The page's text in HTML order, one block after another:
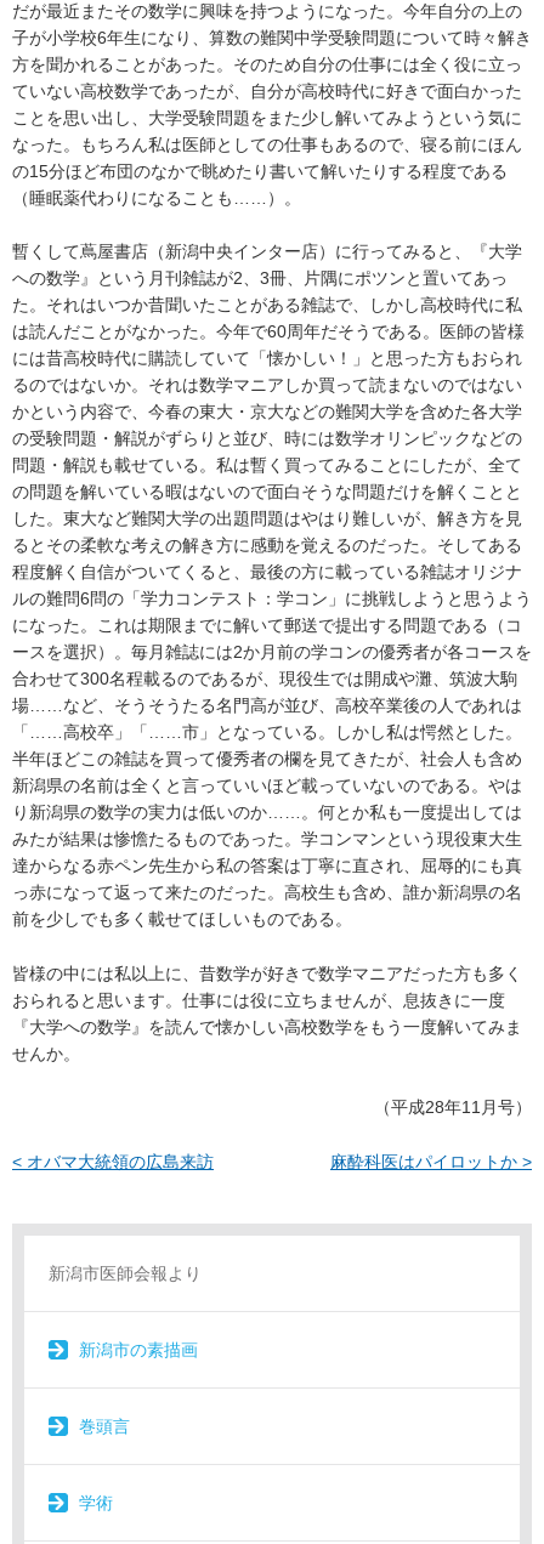
だが最近またその数学に興味を持つようになった。今年自分の上の
子が小学校6年生になり、算数の難関中学受験問題について時々解き
方を聞かれることがあった。そのため自分の仕事には全く役に立っ
ていない高校数学であったが、自分が高校時代に好きで面白かった
ことを思い出し、大学受験問題をまた少し解いてみようという気に
なった。もちろん私は医師としての仕事もあるので、寝る前にほん
の15分ほど布団のなかで眺めたり書いて解いたりする程度である
（睡眠薬代わりになることも……）。
暫くして蔦屋書店（新潟中央インター店）に行ってみると、『大学
への数学』という月刊雑誌が2、3冊、片隅にポツンと置いてあっ
た。それはいつか昔聞いたことがある雑誌で、しかし高校時代に私
は読んだことがなかった。今年で60周年だそうである。医師の皆様
には昔高校時代に購読していて「懐かしい！」と思った方もおられ
るのではないか。それは数学マニアしか買って読まないのではない
かという内容で、今春の東大・京大などの難関大学を含めた各大学
の受験問題・解説がずらりと並び、時には数学オリンピックなどの
問題・解説も載せている。私は暫く買ってみることにしたが、全て
の問題を解いている暇はないので面白そうな問題だけを解くことと
した。東大など難関大学の出題問題はやはり難しいが、解き方を見
るとその柔軟な考えの解き方に感動を覚えるのだった。そしてある
程度解く自信がついてくると、最後の方に載っている雑誌オリジナ
ルの難問6問の「学力コンテスト：学コン」に挑戦しようと思うよう
になった。これは期限までに解いて郵送で提出する問題である（コ
ースを選択）。毎月雑誌には2か月前の学コンの優秀者が各コースを
合わせて300名程載るのであるが、現役生では開成や灘、筑波大駒
場……など、そうそうたる名門高が並び、高校卒業後の人であれは
「……高校卒」「……市」となっている。しかし私は愕然とした。
半年ほどこの雑誌を買って優秀者の欄を見てきたが、社会人も含め
新潟県の名前は全くと言っていいほど載っていないのである。やは
り新潟県の数学の実力は低いのか……。何とか私も一度提出しては
みたが結果は惨憺たるものであった。学コンマンという現役東大生
達からなる赤ペン先生から私の答案は丁寧に直され、屈辱的にも真
っ赤になって返って来たのだった。高校生も含め、誰か新潟県の名
前を少しでも多く載せてほしいものである。
皆様の中には私以上に、昔数学が好きで数学マニアだった方も多く
おられると思います。仕事には役に立ちませんが、息抜きに一度
『大学への数学』を読んで懐かしい高校数学をもう一度解いてみま
せんか。
（平成28年11月号）
< オバマ大統領の広島来訪 麻酔科医はパイロットか >
新潟市医師会報より
新潟市の素描画
巻頭言
学術